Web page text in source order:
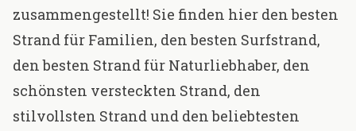
zusammengestellt! Sie finden hier den besten
Strand für Familien, den besten Surfstrand,
den besten Strand für Naturliebhaber, den
schönsten versteckten Strand, den
stilvollsten Strand und den beliebtesten